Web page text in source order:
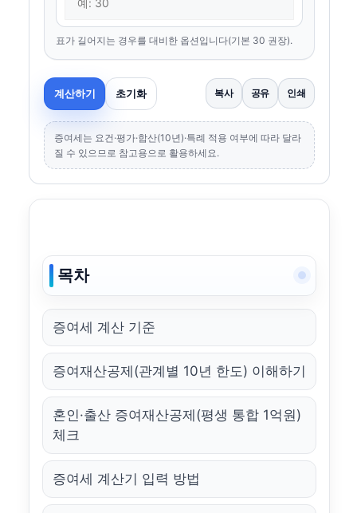
표가 길어지는 경우를 대비한 옵션입니다(기본 30 권장).
계산하기 초기화 복사 공유 인쇄
증여세는 요건·평가·합산(10년)·특례 적용 여부에 따라 달라
질 수 있으므로 참고용으로 활용하세요.
목차
증여세 계산 기준
증여재산공제(관계별 10년 한도) 이해하기
혼인·출산 증여재산공제(평생 통합 1억원)
체크
증여세 계산기 입력 방법